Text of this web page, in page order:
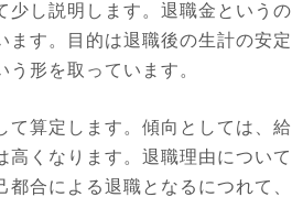
少し説明します。退職金というの
ます。目的は退職後の生計の安定
形を取っています。
て算定します。傾向としては、給
くなります。退職理由について
合による退職となるにつれて、